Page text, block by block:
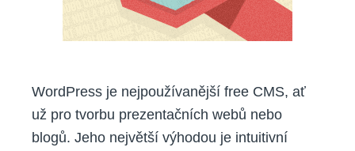
WordPress je nejpoužívanější free CMS, ať
už pro tvorbu prezentačních webů nebo
blogů. Jeho největší výhodou je intuitivní